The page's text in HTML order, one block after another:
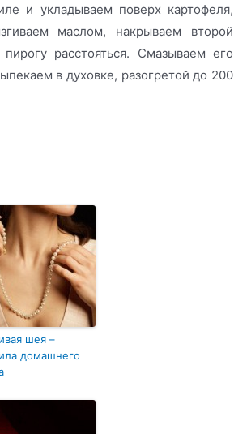
и укладываем поверх картофеля,
маслом, накрываем второй
расстояться. Смазываем его
в духовке, разогретой до 200
шея –
домашнего